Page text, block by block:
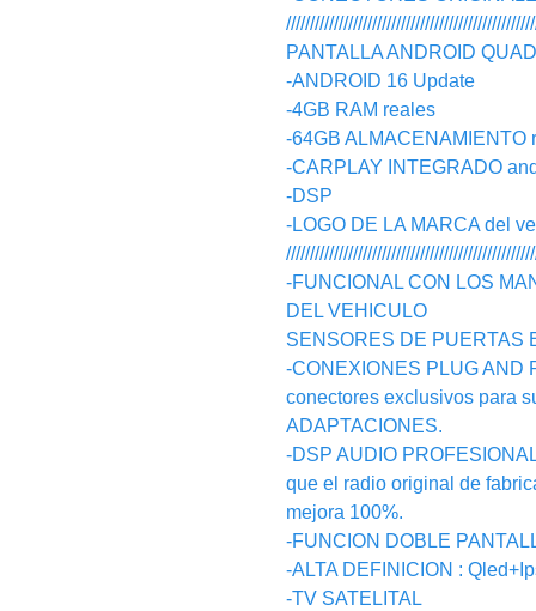
PANTALLA ANDROID
-ANDROID 16 Update
-4GB RAM reales
-64GB ALMACENAMIENTO
-CARPLAY INTEGRADO
-DSP
-LOGO DE LA MARCA del
-FUNCIONAL CON LOS
DEL VEHICULO
SENSORES DE PUERTAS
-CONEXIONES PLUG AND
conectores exclusivos para
ADAPTACIONES.
-DSP AUDIO
que el radio original de
mejora 100%.
-FUNCION DOBLE
-ALTA DEFINICION :
-TV SATELITAL